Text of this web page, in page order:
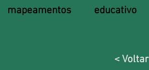
mapeamentos educativo
< Voltar